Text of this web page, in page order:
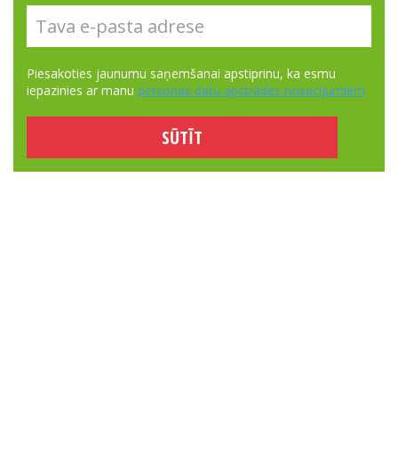
Piesakoties jaunumu saņemšanai apstiprinu, ka esmu
iepazinies ar manu personas datu apstrādes nosacījumiem